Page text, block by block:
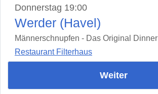
Donnerstag 19:00
Werder (Havel)
Männerschnupfen - Das Original Dinner
Restaurant Filterhaus
Weiter